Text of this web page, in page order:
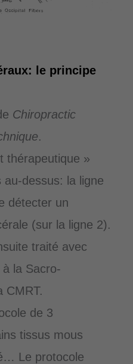
le principe
Chiropractic
.
thérapeutique »
au-dessus: la ligne
détecter un
(sur la ligne 2).
traité avec
la Sacro-
CMRT.
de 3
tissus mous
Le protocole